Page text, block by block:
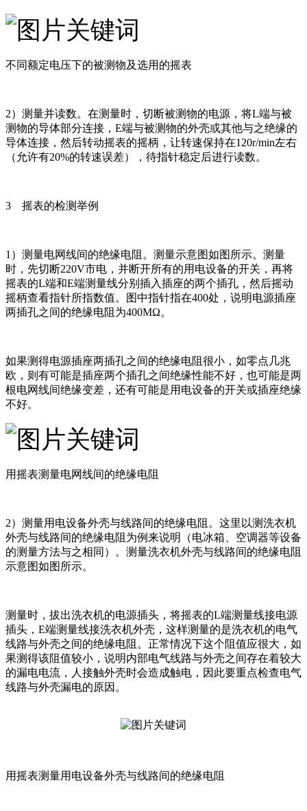
不同额定电压下的被测物及选用的摇表
2）测量并读数。在测量时，切断被测物的电源，将L端与被
测物的导体部分连接，E端与被测物的外壳或其他与之绝缘的
导体连接，然后转动摇表的摇柄，让转速保持在120r/min左右
（允许有20%的转速误差），待指针稳定后进行读数。
3 摇表的检测举例
1）测量电网线间的绝缘电阻。测量示意图如图所示。测量
时，先切断220V市电，并断开所有的用电设备的开关，再将
摇表的L端和E端测量线分别插入插座的两个插孔，然后摇动
摇柄查看指针所指数值。图中指针指在400处，说明电源插座
两插孔之间的绝缘电阻为400MΩ。
如果测得电源插座两插孔之间的绝缘电阻很小，如零点几兆
欧，则有可能是插座两个插孔之间绝缘性能不好，也可能是两
根电网线间绝缘变差，还有可能是用电设备的开关或插座绝缘
不好。
用摇表测量电网线间的绝缘电阻
2）测量用电设备外壳与线路间的绝缘电阻。这里以测洗衣机
外壳与线路间的绝缘电阻为例来说明（电冰箱、空调器等设备
的测量方法与之相同）。测量洗衣机外壳与线路间的绝缘电阻
示意图如图所示。
测量时，拔出洗衣机的电源插头，将摇表的L端测量线接电源
插头，E端测量线接洗衣机外壳，这样测量的是洗衣机的电气
线路与外壳之间的绝缘电阻。正常情况下这个阻值应很大，如
果测得该阻值较小，说明内部电气线路与外壳之间存在着较大
的漏电电流，人接触外壳时会造成触电，因此要重点检查电气
线路与外壳漏电的原因。
用摇表测量用电设备外壳与线路间的绝缘电阻